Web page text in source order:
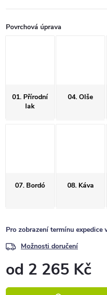
Povrchová úprava
01. Přírodní
lak
04. Olše
07. Bordó 08. Káva
Pro zobrazení termínu expedice
Možnosti doručení
od 2 265 Kč